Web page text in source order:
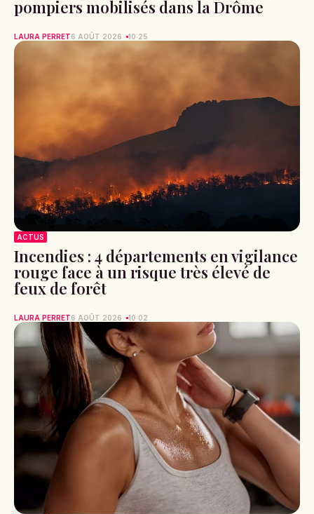
pompiers mobilisés dans la Drôme
LAURA PERRET6 AOÛT 2026 10:25
ACTUS
Incendies : 4 départements en vigilance
rouge face à un risque très élevé de
feux de forêt
LAURA PERRET6 AOÛT 2026 10:02